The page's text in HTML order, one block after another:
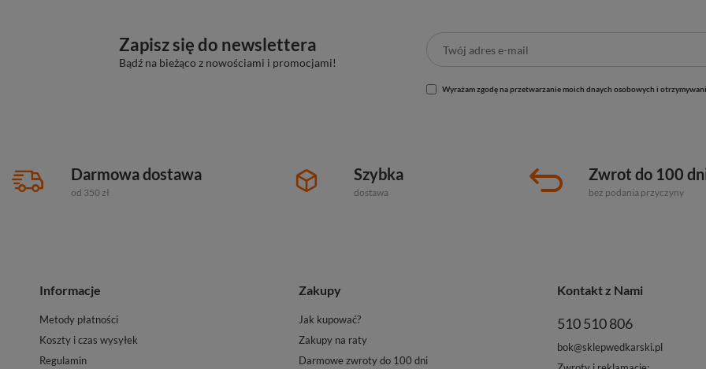
Zapisz się do newslettera
Bądź na bieżąco z nowościami i promocjami!
Wyrażam zgodę na przetwarzanie moich dnaych osobowych i
Darmowa dostawa
od 350 zł
Szybka
dostawa
Zwrot do 100
bez podania przyczyny
Informacje
Metody płatności
Koszty i czas wysyłek
Regulamin
Zakupy
Jak kupować?
Zakupy na raty
Darmowe zwroty do 100 dni
Kontakt z Nami
510 510 806
bok@sklepwedkarski.pl